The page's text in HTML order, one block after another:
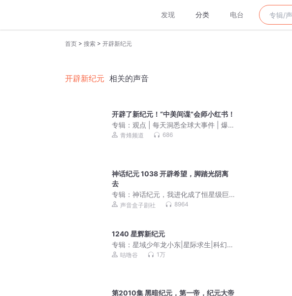
发现 分类 电台
首页 > 搜索 > 开辟新纪元
开辟新纪元 相关的声音
开辟了新纪元！“中美间谍”会师小红书！
专辑： 观点 | 每天洞悉全球大事件 | 爆更
分析青烽频道 686
神话纪元 1038 开辟希望，脚踏光阴离
去
专辑： 神话纪元，我进化成了恒星级巨
兽丨御兽丨高武丨起点十二天王丨真人 |
声音盒子剧社 8964
1240 星辉新纪元
专辑： 星域少年龙小东|星际求生|科幻冒
险|励志成长咕噜谷
咕噜谷 1万
第2010集 黑暗纪元，第一帝，纪元大帝